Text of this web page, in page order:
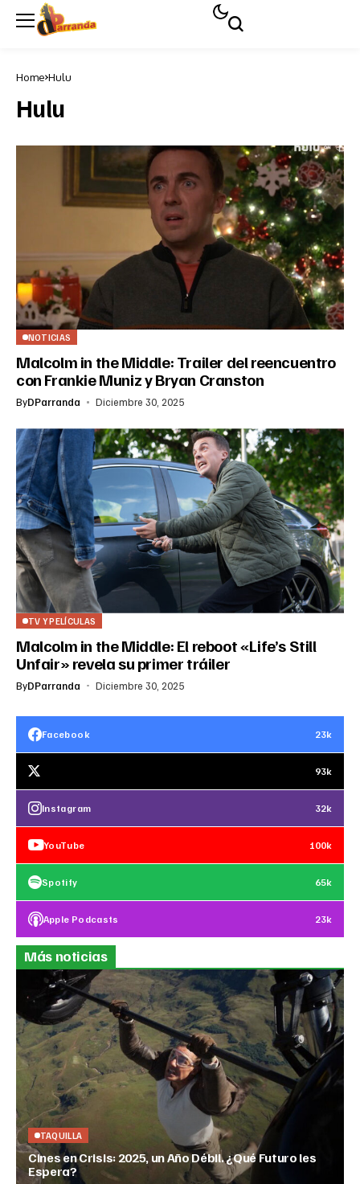
Home Hulu
Hulu
NOTICIAS
Malcolm in the Middle: Trailer del reencuentro
con Frankie Muniz y Bryan Cranston
ByDParranda Diciembre 30, 2025
TV Y PELÍCULAS
Malcolm in the Middle: El reboot «Life’s Still
Unfair» revela su primer tráiler
ByDParranda Diciembre 30, 2025
Facebook 23k
93k
Instagram 32k
YouTube 100k
Spotify 65k
Apple Podcasts 23k
Más noticias
TAQUILLA
Cines en Crisis: 2025, un Año Débil. ¿Qué Futuro les
Espera?